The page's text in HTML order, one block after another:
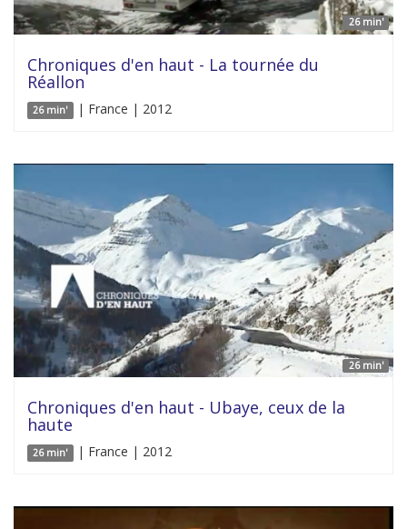
26 min'
Chroniques d'en haut - La tournée du
Réallon
26 min' | France | 2012
26 min'
Chroniques d'en haut - Ubaye, ceux de la
haute
26 min' | France | 2012